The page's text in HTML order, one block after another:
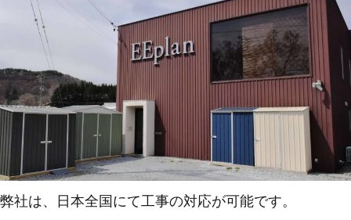
弊社は、日本全国にて工事の対応が可能です。